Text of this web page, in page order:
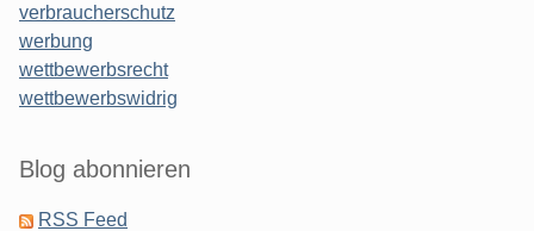
verbraucherschutz
werbung
wettbewerbsrecht
wettbewerbswidrig
Blog abonnieren
RSS Feed